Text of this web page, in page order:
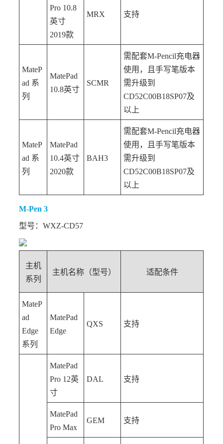
Pro 10.8
英寸
2019款
MRX 支持
MateP
ad 系
列
MatePad
10.8英寸
SCMR
需配套M-Pencil充电器
使用，且手写笔版本
需升级到
CD52C00B18SP07及
以上
MateP
ad 系
列
MatePad
10.4英寸
2020款
BAH3
需配套M-Pencil充电器
使用，且手写笔版本
需升级到
CD52C00B18SP07及
以上
M-Pen 3
型号：WXZ-CD57
主机
系列
主机名称（型号） 适配条件
MateP
ad
Edge
系列
MatePad
Edge
QXS 支持
MatePad
Pro 12英
寸
DAL 支持
MatePad
Pro Max
GEM 支持